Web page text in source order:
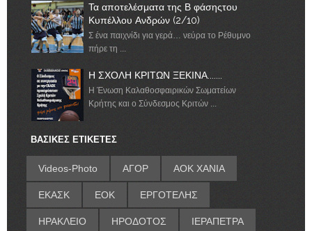
Τα αποτελέσματα της Β φάσηςτου
Κυπέλλου Ανδρών (2/10)
Σ ένα παιχνίδι για γερά… νεύρα το Ρέθυμνο
πήρε τη ...
Η ΣΧΟΛΗ ΚΡΙΤΩΝ ΞΕΚΙΝΑ.......
Η Ένωση Καλαθοσφαιρικών Σωματείων
Κρήτης και ο Σύνδεσμος Κριτών ...
ΒΑΣΙΚΕΣ ΕΤΙΚΕΤΕΣ
Videos-Photo ΑΓΟΡ ΑΟΚ ΧΑΝΙΑ
ΕΚΑΣΚ ΕΟΚ ΕΡΓΟΤΕΛΗΣ
ΗΡΑΚΛΕΙΟ ΗΡΟΔΟΤΟΣ ΙΕΡΑΠΕΤΡΑ